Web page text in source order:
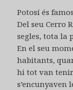
Potosí és
Del seu Cerro
segles, tota la
En el seu
habitants,
hi tot van tenir
s’encunyaven